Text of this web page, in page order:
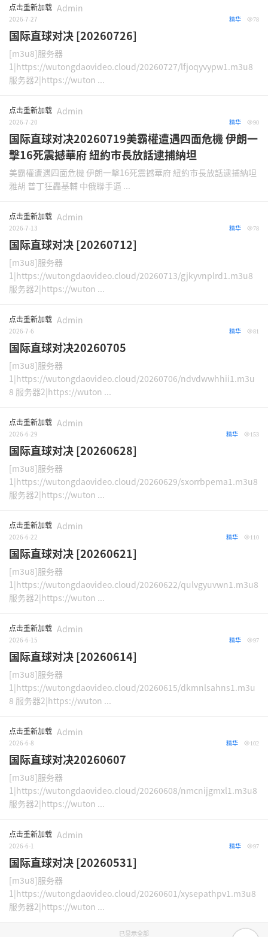
点击重新加载 Admin
2026-7-27 78
精华
国际直球对决 [20260726]
[m3u8]服务器
1|https://wutongdaovideo.cloud/20260727/lfjoqyvypw1.m3u8
服务器2|https://wuton ...
点击重新加载 Admin
2026-7-20 90
精华
国际直球对决20260719美霸權遭遇四面危機 伊朗一
擊16死震撼華府 紐約市長放話逮捕納坦
美霸權遭遇四面危機 伊朗一擊16死震撼華府 紐約市長放話逮捕納坦
雅胡 普丁狂轟基輔 中俄聯手逼 ...
点击重新加载 Admin
2026-7-13 78
精华
国际直球对决 [20260712]
[m3u8]服务器
1|https://wutongdaovideo.cloud/20260713/gjkyvnplrd1.m3u8
服务器2|https://wuton ...
点击重新加载 Admin
2026-7-6 81
精华
国际直球对决20260705
[m3u8]服务器
1|https://wutongdaovideo.cloud/20260706/ndvdwwhhii1.m3u
8 服务器2|https://wuton ...
点击重新加载 Admin
2026-6-29 153
精华
国际直球对决 [20260628]
[m3u8]服务器
1|https://wutongdaovideo.cloud/20260629/sxorrbpema1.m3u8
服务器2|https://wuton ...
点击重新加载 Admin
2026-6-22 110
精华
国际直球对决 [20260621]
[m3u8]服务器
1|https://wutongdaovideo.cloud/20260622/qulvgyuvwn1.m3u8
服务器2|https://wuton ...
点击重新加载 Admin
2026-6-15 97
精华
国际直球对决 [20260614]
[m3u8]服务器
1|https://wutongdaovideo.cloud/20260615/dkmnlsahns1.m3u
8 服务器2|https://wuton ...
点击重新加载 Admin
2026-6-8 102
精华
国际直球对决20260607
[m3u8]服务器
1|https://wutongdaovideo.cloud/20260608/nmcnijgmxl1.m3u8
服务器2|https://wuton ...
点击重新加载 Admin
2026-6-1 97
精华
国际直球对决 [20260531]
[m3u8]服务器
1|https://wutongdaovideo.cloud/20260601/xysepathpv1.m3u8
服务器2|https://wuton ...
已显示全部